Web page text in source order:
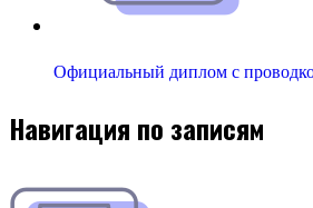
Официальный диплом с
Навигация по записям